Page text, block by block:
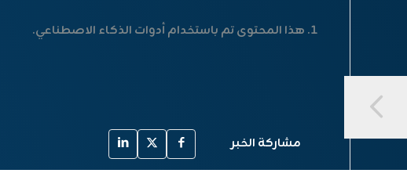
هذا المحتوى تم باستخدام أدوات الذكاء الاصطناعي.
مشاركة الخبر